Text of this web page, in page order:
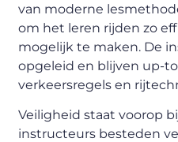
van moderne
om het leren rijden zo
mogelijk te maken. De
opgeleid en blijven up-
verkeersregels en
Veiligheid staat voorop
instructeurs besteden